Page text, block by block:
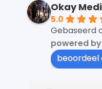
Okay
5.0
Gebaseerd
powered by
beoordeel